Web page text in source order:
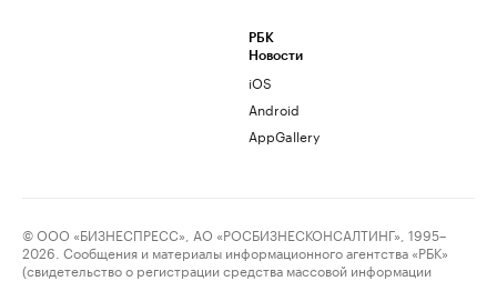
РБК
Новости
iOS
Android
AppGallery
© ООО «БИЗНЕСПРЕСС», АО «РОСБИЗНЕСКОНСАЛТИНГ», 1995–
2026. Сообщения и материалы информационного агентства «РБК»
(свидетельство о регистрации средства массовой информации